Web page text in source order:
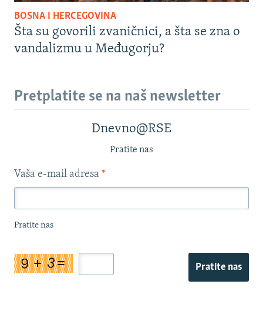
BOSNA I HERCEGOVINA
Šta su govorili zvaničnici, a šta se zna o
vandalizmu u Međugorju?
Pretplatite se na naš newsletter
Dnevno@RSE
Pratite nas
Vaša e-mail adresa *
Pratite nas
Pratite nas